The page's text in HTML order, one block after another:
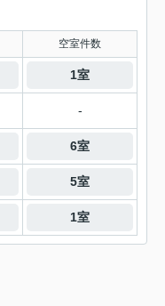
空室件数
1室
-
6室
5室
1室